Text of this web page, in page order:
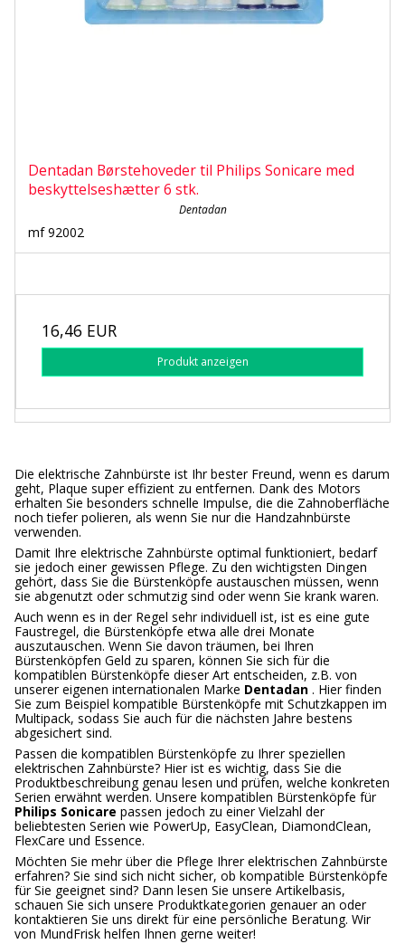
Dentadan Børstehoveder til Philips Sonicare med
beskyttelseshætter 6 stk.
Dentadan
mf 92002
16,46 EUR
Produkt anzeigen
Die elektrische Zahnbürste ist Ihr bester Freund, wenn es darum
geht, Plaque super effizient zu entfernen. Dank des Motors
erhalten Sie besonders schnelle Impulse, die die Zahnoberfläche
noch tiefer polieren, als wenn Sie nur die Handzahnbürste
verwenden.
Damit Ihre elektrische Zahnbürste optimal funktioniert, bedarf
sie jedoch einer gewissen Pflege. Zu den wichtigsten Dingen
gehört, dass Sie die Bürstenköpfe austauschen müssen, wenn
sie abgenutzt oder schmutzig sind oder wenn Sie krank waren.
Auch wenn es in der Regel sehr individuell ist, ist es eine gute
Faustregel, die Bürstenköpfe etwa alle drei Monate
auszutauschen. Wenn Sie davon träumen, bei Ihren
Bürstenköpfen Geld zu sparen, können Sie sich für die
kompatiblen Bürstenköpfe dieser Art entscheiden, z.B. von
unserer eigenen internationalen Marke Dentadan . Hier finden
Sie zum Beispiel kompatible Bürstenköpfe mit Schutzkappen im
Multipack, sodass Sie auch für die nächsten Jahre bestens
abgesichert sind.
Passen die kompatiblen Bürstenköpfe zu Ihrer speziellen
elektrischen Zahnbürste? Hier ist es wichtig, dass Sie die
Produktbeschreibung genau lesen und prüfen, welche konkreten
Serien erwähnt werden. Unsere kompatiblen Bürstenköpfe für
Philips Sonicare passen jedoch zu einer Vielzahl der
beliebtesten Serien wie PowerUp, EasyClean, DiamondClean,
FlexCare und Essence.
Möchten Sie mehr über die Pflege Ihrer elektrischen Zahnbürste
erfahren? Sie sind sich nicht sicher, ob kompatible Bürstenköpfe
für Sie geeignet sind? Dann lesen Sie unsere Artikelbasis,
schauen Sie sich unsere Produktkategorien genauer an oder
kontaktieren Sie uns direkt für eine persönliche Beratung. Wir
von MundFrisk helfen Ihnen gerne weiter!